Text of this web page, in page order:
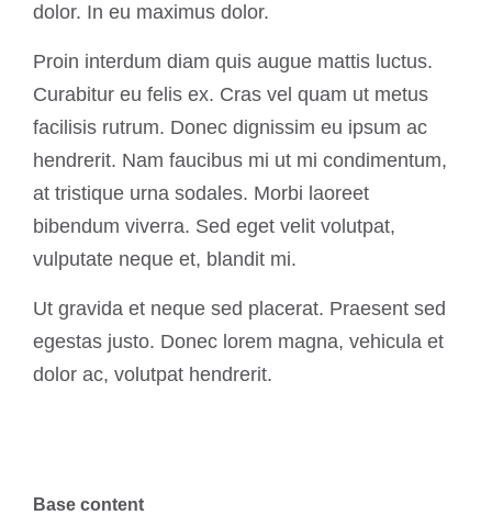
dolor. In eu maximus dolor.
Proin interdum diam quis augue mattis luctus.
Curabitur eu felis ex. Cras vel quam ut metus
facilisis rutrum. Donec dignissim eu ipsum ac
hendrerit. Nam faucibus mi ut mi condimentum,
at tristique urna sodales. Morbi laoreet
bibendum viverra. Sed eget velit volutpat,
vulputate neque et, blandit mi.
Ut gravida et neque sed placerat. Praesent sed
egestas justo. Donec lorem magna, vehicula et
dolor ac, volutpat hendrerit.
Base content